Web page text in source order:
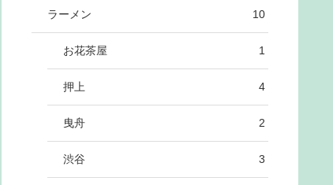
ラーメン 10
お花茶屋 1
押上 4
曳舟 2
渋谷 3